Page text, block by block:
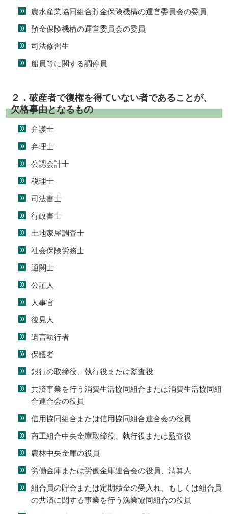
農水産業協同組合貯金保険機構の運営委員会の委員
預金保険機構の運営委員会の委員
司法修習生
船員等に関する調停員
２．破産者で復権を得ていない者であることが、
欠格事由となるもの
弁護士
弁理士
公認会計士
税理士
司法書士
行政書士
土地家屋調査士
社会保険労務士
通関士
公証人
人事官
後見人
遺言執行者
保護者
銀行の取締役、執行役または監査役
共済事業を行う消費生活協同組合または消費生活協同組
合連合会の役員
信用協同組合または信用協同組合連合会の役員
商工組合中央金庫取締役、執行役または監査役
農林中央金庫の役員
労働金庫または労働金庫連合会の役員、清算人
組合員の貯金または定期積金の受入れ、もしくは組合員
の共済に関する事業を行う漁業協同組合の役員